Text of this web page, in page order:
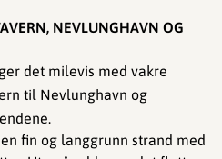
NEVLUNGHAVN OG
det milevis med vakre
til Nevlunghavn og
fin og langgrunn strand med